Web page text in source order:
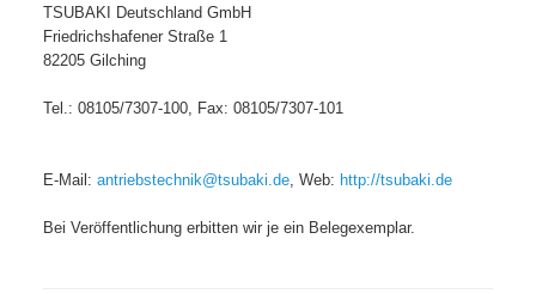
TSUBAKI Deutschland GmbH
Friedrichshafener Straße 1
82205 Gilching
Tel.: 08105/7307-100, Fax: 08105/7307-101
E-Mail:antriebstechnik@tsubaki.de , Web: http://tsubaki.de
Bei Veröffentlichung erbitten wir je ein Belegexemplar.